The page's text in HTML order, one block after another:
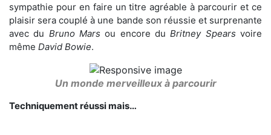
sympathie pour en faire un titre agréable à parcourir et ce
plaisir sera couplé à une bande son réussie et surprenante
avec du Bruno Mars ou encore duBritney Spears voire
même David Bowie.
Un monde merveilleux à parcourir
Techniquement réussi mais…